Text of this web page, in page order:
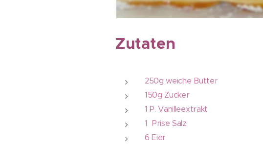
Zutaten
250g weiche Butter
150g Zucker
1 P. Vanilleextrakt
1 Prise Salz
6 Eier